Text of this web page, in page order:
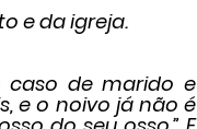
e da igreja.
caso de marido e
e o noivo já não é